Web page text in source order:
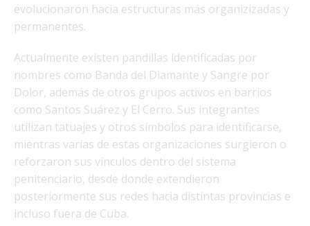
evolucionaron hacia estructuras más organizizadas y
permanentes.
Actualmente existen pandillas identificadas por
nombres como Banda del Diamante y Sangre por
Dolor, además de otros grupos activos en barrios
como Santos Suárez y El Cerro. Sus integrantes
utilizan tatuajes y otros símbolos para identificarse,
mientras varias de estas organizaciones surgieron o
reforzaron sus vínculos dentro del sistema
penitenciario, desde donde extendieron
posteriormente sus redes hacia distintas provincias e
incluso fuera de Cuba.